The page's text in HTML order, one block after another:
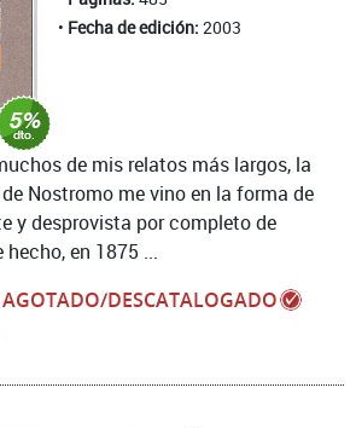
Fecha de edición: 2003
AGOTADO/DESCATALOGADO
de mis relatos más largos, la
Nostromo me vino en la forma de
y desprovista por completo de
en 1875 ...